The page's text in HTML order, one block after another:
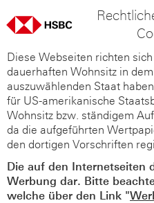
Diese Webseiten richten
dauerhaften Wohnsitz in
auszuwählenden Staat
für US-amerikanische
Wohnsitz bzw. ständigem
da die aufgeführten
den dortigen Vorschriften
Die auf den Internetseiten
Werbung dar. Bitte
welche über den Link "